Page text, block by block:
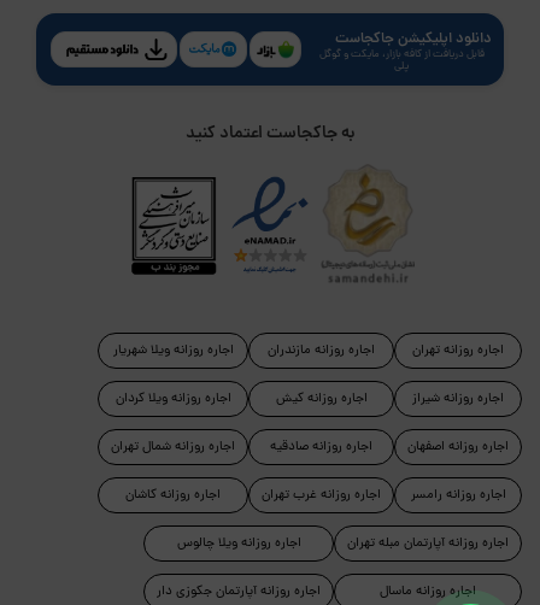
دانلود اپلیکیشن جاکجاست
قابل دریافت از کافه بازار، مایکت و گوگل
پلی
به جاکجاست اعتماد کنید
اجاره روزانه تهران
اجاره روزانه شیراز
اجاره روزانه اصفهان
اجاره روزانه رامسر
اجاره روزانه مازندران
اجاره روزانه کیش
اجاره روزانه صادقیه
اجاره روزانه غرب تهران
اجاره روزانه ویلا شهریار
اجاره روزانه ویلا کردان
اجاره روزانه شمال تهران
اجاره روزانه کاشان
اجاره روزانه آپارتمان مبله تهران
اجاره روزانه ماسال
اجاره روزانه ویلا چالوس
اجاره روزانه آپارتمان جکوزی دار